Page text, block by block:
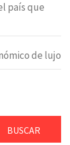
país que
de lujo